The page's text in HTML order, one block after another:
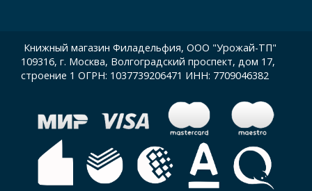
Книжный магазин Филадельфия, ООО "Урожай-ТП"
109316, г. Москва, Волгоградский проспект, дом 17,
строение 1 ОГРН: 1037739206471 ИНН: 7709046382